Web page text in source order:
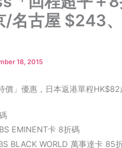
/名古屋 $243
18, 2015
價」優惠，日本返港單程
EMINENT卡 8折碼
BLACK WORLD 萬事達卡 85